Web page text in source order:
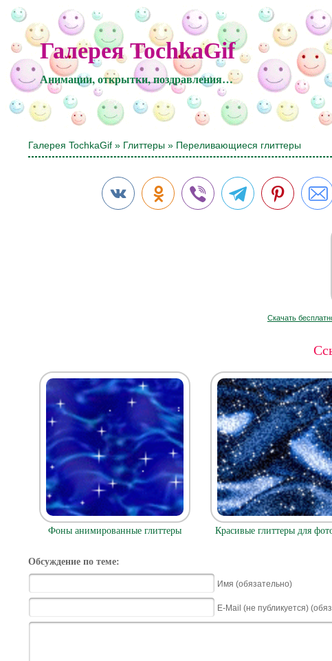
Галерея TochkaGif
Анимации, открытки, поздравления…
Галерея TochkaGif » Глиттеры » Переливающиеся глиттеры
Скачать
Фоны анимированные глиттеры Красивые глиттеры для
Обсуждение по теме:
Имя (обязательно)
E-Mail (не публикуется)